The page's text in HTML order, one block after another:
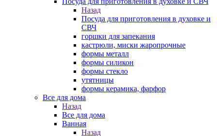
Назад
Посуда для приготовления в духовке и
СВЧ
горшки для запекания
кастрюли, миски жаропрочные
формы металл
формы силикон
формы стекло
утятницы
формы керамика, фарфор
Все для дома
Назад
Все для дома
Ванная
Назад